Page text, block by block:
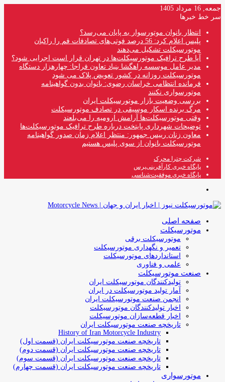
جمعه, 16 مرداد 1405
سر خط خبرها
انتظار بانوان موتورسوار به پایان می‌رسد؟
پلیس اعلام کرد: 56 درصد فوتی‌های تصادفات قم را راکبان
موتورسیکلت تشکیل می‌دهند
آیا طرح ترافیک موتورسیکلت‌ها در تهران قرار است اجرایی شود؟
مدیر عامل موسسه راهگشا بنیاد تعاون فراجا: چهارهزار دستگاه
موتورسیکلت روزانه در کشور تعویض پلاک می شود
فرمانده انتظامی خراسان رضوی: بانوان بدون گواهینامه
موتورسواری نکنند
بررسی وضعیت بازار موتورسیکلت ایران
مرگ برنده اسکار موسیقی در تصادف موتورسیکلت
وقتی موتورسیکلت‌ها آرامش ارومیه را می‌بلعند
توضیحات شهرداری پایتخت درباره طرح ترافیک موتورسیکلت‌ها
معاون زنان رییس جمهور: منتظر اعلام زمان صدور گواهینامه
موتورسیکلت بانوان از سوی پلیس هستیم
شرکت چترا محرک
پایگاه خبری کارآفرینی‌پرس
پایگاه خبری موفقیت‌شناسی
صفحه اصلی
موتورسیکلت
موتورسیکلت برقی
تعمیر و نگهداری موتورسیکلت
استانداردهای موتورسیکلت
علمی و فناوری
صنعت موتورسیکلت
تولیدکنندگان موتورسیکلت ایران
آمار تولید موتورسیکلت در ایران
انجمن صنعت موتورسیکلت ایران
اخبار تولیدکنندگان موتورسیکلت
اخبار قطعه‌سازان موتورسیکلت
تاریخچه صنعت موتورسیکلت ایران
History of Iran Motorcycle Industry
تاریخچه صنعت موتورسیکلت ایران (قسمت اول)
تاریخچه صنعت موتورسیکلت ایران (قسمت دوم)
تاریخچه صنعت موتورسیکلت ایران (قسمت سوم)
تاریخچه صنعت موتورسیکلت ایران (قسمت چهارم)
موتورسواری